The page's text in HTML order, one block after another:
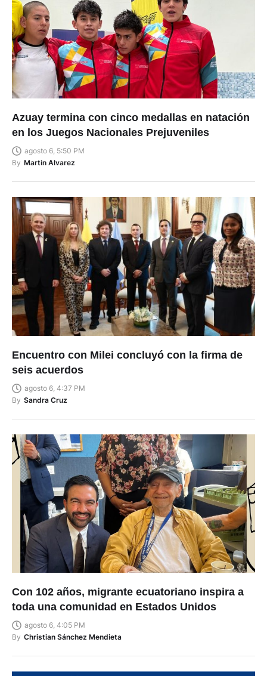
Azuay termina con cinco medallas en natación
en los Juegos Nacionales Prejuveniles
agosto 6, 5:50 PM
By Martin Alvarez
Encuentro con Milei concluyó con la firma de
seis acuerdos
agosto 6, 4:37 PM
By Sandra Cruz
Con 102 años, migrante ecuatoriano inspira a
toda una comunidad en Estados Unidos
agosto 6, 4:05 PM
By Christian Sánchez Mendieta